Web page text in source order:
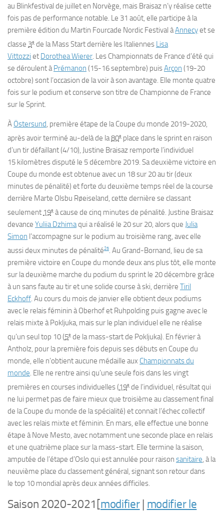
au Blinkfestival de juillet en Norvège, mais Braisaz n’y réalise cette
fois pas de performance notable. Le 31 août, elle participe à la
première édition du Martin Fourcade Nordic Festival àAnnecyet se
classe 3e de la Mass Start derrière les Italiennes Lisa
Vittozzi et Dorothea Wierer. Les Championnats de France d’été qui
se déroulent àPrémanon (15-16 septembre) puisArçon (19-20
octobre) sont l’occasion de la voir à son avantage. Elle monte quatre
fois sur le podium et conserve son titre de Championne de France
sur le Sprint.
À Östersund, première étape de la Coupe du monde 2019-2020,
après avoir terminé au-delà de la80e place dans le sprint en raison
d’un tir défaillant (4/10), Justine Braisaz remporte l’individuel
15 kilomètres disputé le 5 décembre 2019. Sa deuxième victoire en
Coupe du monde est obtenue avec un 18 sur 20 au tir (deux
minutes de pénalité) et forte du deuxième temps réel de la course
derrière Marte Olsbu Røeiseland, cette dernière se classant
seulement 19e à cause de cinq minutes de pénalité. Justine Braisaz
devance Yuliia Dzhimaqui a réalisé le 20 sur 20, alors que Julia
Simon l’accompagne sur le podium au troisième rang, avec elle
aussi deux minutes de pénalité25. Au Grand-Bornand, lieu de sa
première victoire en Coupe du monde deux ans plus tôt, elle monte
sur la deuxième marche du podium du sprint le 20 décembre grâce
à un sans faute au tir et une solide course à ski, derrière Tiril
Eckhoff. Au cours du mois de janvier elle obtient deux podiums
avec le relais féminin à Oberhof et Ruhpolding puis gagne avec le
relais mixte à Pokljuka, mais sur le plan individuel elle ne réalise
qu’un seul top 10(5e de la mass-start de Pokljuka). En février à
Antholz, pour la première fois depuis ses débuts en Coupe du
monde, elle n’obtient aucune médaille aux Championnats du
monde. Elle ne rentre ainsi qu’une seule fois dans les vingt
premières en courses individuelles (19e de l’individuel, résultat qui
ne lui permet pas de faire mieux que troisième au classement final
de la Coupe du monde de la spécialité) et connait l’échec collectif
avec les relais mixte et féminin. En mars, elle effectue une bonne
étape à Nove Mesto, avec notamment une seconde place en relais
et une quatrième place sur la mass-start. Elle termine la saison,
amputée de l’étape d’Oslo qui est annulée pour raison sanitaire, à la
neuvième place du classement général, signant son retour dans
le top 10 mondial après deux années difficiles.
Saison 2020-2021 [modifier| modifier le